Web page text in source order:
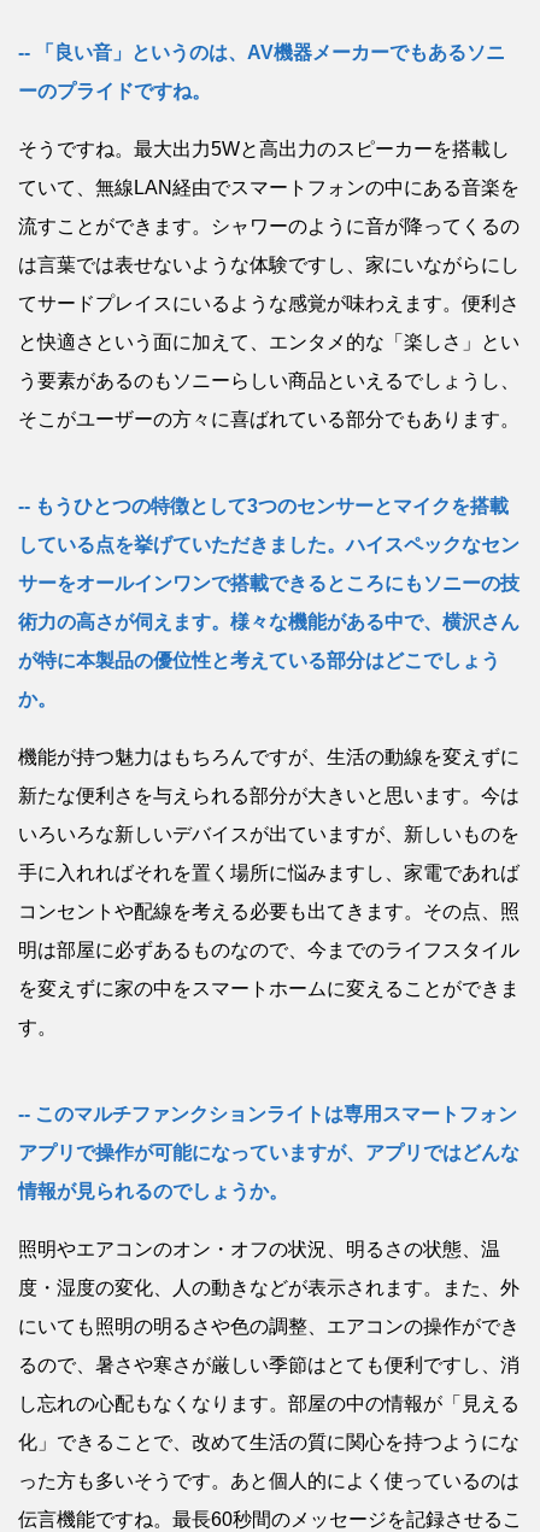
「良い音」というのは、AV機器メーカーでもあるソニ
ーのプライドですね。
そうですね。最大出力5Wと高出力のスピーカーを搭載し
ていて、無線LAN経由でスマートフォンの中にある音楽を
流すことができます。シャワーのように音が降ってくるの
は言葉では表せないような体験ですし、家にいながらにし
てサードプレイスにいるような感覚が味わえます。便利さ
と快適さという面に加えて、エンタメ的な「楽しさ」とい
う要素があるのもソニーらしい商品といえるでしょうし、
そこがユーザーの方々に喜ばれている部分でもあります。
もうひとつの特徴として3つのセンサーとマイクを搭載
している点を挙げていただきました。ハイスペックなセン
サーをオールインワンで搭載できるところにもソニーの技
術力の高さが伺えます。様々な機能がある中で、横沢さん
が特に本製品の優位性と考えている部分はどこでしょう
か。
機能が持つ魅力はもちろんですが、生活の動線を変えずに
新たな便利さを与えられる部分が大きいと思います。今は
いろいろな新しいデバイスが出ていますが、新しいものを
手に入れればそれを置く場所に悩みますし、家電であれば
コンセントや配線を考える必要も出てきます。その点、照
明は部屋に必ずあるものなので、今までのライフスタイル
を変えずに家の中をスマートホームに変えることができま
す。
このマルチファンクションライトは専用スマートフォン
アプリで操作が可能になっていますが、アプリではどんな
情報が見られるのでしょうか。
照明やエアコンのオン・オフの状況、明るさの状態、温
度・湿度の変化、人の動きなどが表示されます。また、外
にいても照明の明るさや色の調整、エアコンの操作ができ
るので、暑さや寒さが厳しい季節はとても便利ですし、消
し忘れの心配もなくなります。部屋の中の情報が「見える
化」できることで、改めて生活の質に関心を持つようにな
った方も多いそうです。あと個人的によく使っているのは
伝言機能ですね。最長60秒間のメッセージを記録させるこ